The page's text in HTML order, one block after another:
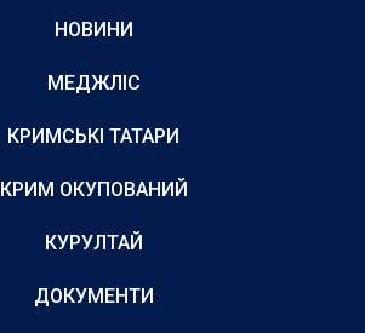
НОВИНИ
МЕДЖЛІС
КРИМСЬКІ ТАТАРИ
КРИМ ОКУПОВАНИЙ
КУРУЛТАЙ
ДОКУМЕНТИ